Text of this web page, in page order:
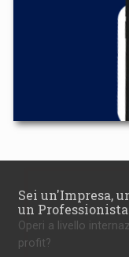
Sei un'Impresa,
un
Operi a livello
profit?